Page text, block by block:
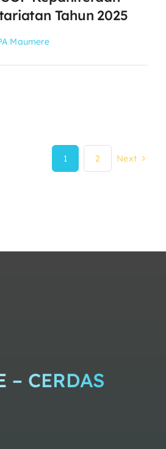
Tahun 2025
Maumere
1 2 Next
– CERDAS